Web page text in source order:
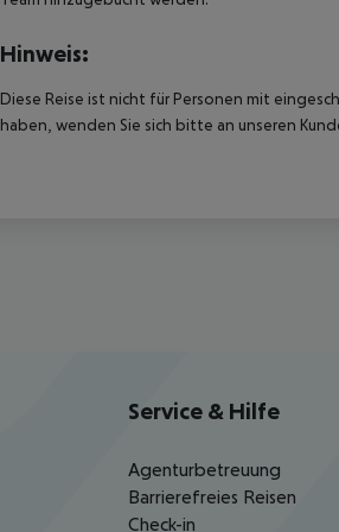
Hinweis:
Diese Reise ist nicht für Personen mit
haben, wenden Sie sich bitte an unseren
Service & Hilfe
Agenturbetreuung
Barrierefreies Reisen
Check-in